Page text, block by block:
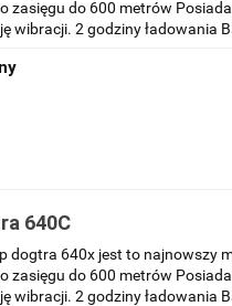
zasięgu do 600 metrów
wibracji. 2 godziny ładowania
640C
dogtra 640x jest to najnowszy
zasięgu do 600 metrów
wibracji. 2 godziny ładowania